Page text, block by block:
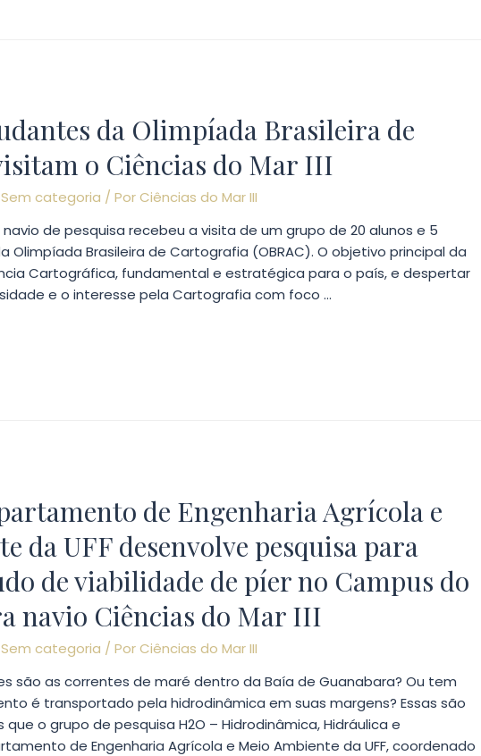
da Olimpíada Brasileira de
o Ciências do Mar III
Sem categoria / PorCiências do Mar III
navio de pesquisa recebeu a visita de um grupo de 20 alunos e 5
Olimpíada Brasileira de Cartografia (OBRAC). O objetivo principal da
Cartográfica, fundamental e estratégica para o país, e despertar
e o interesse pela Cartografia com foco …
de Engenharia Agrícola e
da UFF desenvolve pesquisa para
de viabilidade de píer no Campus do
navio Ciências do Mar III
Sem categoria / PorCiências do Mar III
são as correntes de maré dentro da Baía de Guanabara? Ou tem
é transportado pela hidrodinâmica em suas margens? Essas são
o grupo de pesquisa H2O – Hidrodinâmica, Hidráulica e
de Engenharia Agrícola e Meio Ambiente da UFF, coordenado